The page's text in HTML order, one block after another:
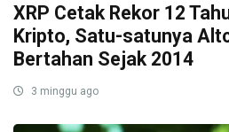
XRP Cetak Rekor 12
Kripto, Satu-satunya
Bertahan Sejak 2014
3 minggu ago